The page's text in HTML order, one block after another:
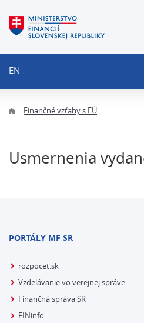
EN
Finančné vzťahy s EÚ
Usmernenia
PORTÁLY MF SR
rozpocet.sk
Vzdelávanie vo verejnej správe
Finančná správa SR
FINinfo